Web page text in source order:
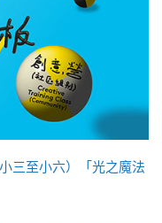
三至小六）「光之魔法